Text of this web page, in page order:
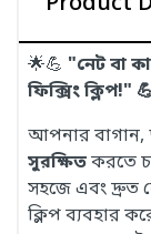
🌟💪 "নেট বা
ফিক্সিং ক্লিপ!"
আপনার বাগান,
সুরক্ষিতকরতে
সহজে এবং দ্রুত
ক্লিপ ব্যবহার